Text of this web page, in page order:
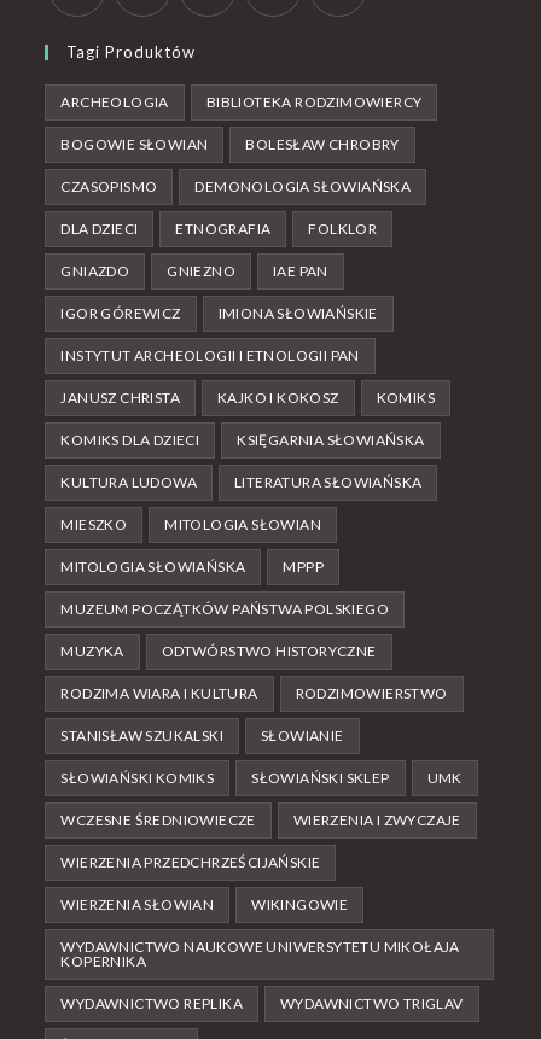
Tagi Produktów
ARCHEOLOGIA BIBLIOTEKA RODZIMOWIERCY
BOGOWIE SŁOWIAN BOLESŁAW CHROBRY
CZASOPISMO DEMONOLOGIA SŁOWIAŃSKA
DLA DZIECI ETNOGRAFIA FOLKLOR
GNIAZDO GNIEZNO IAE PAN
IGOR GÓREWICZ IMIONA SŁOWIAŃSKIE
INSTYTUT ARCHEOLOGII I ETNOLOGII PAN
JANUSZ CHRISTA KAJKO I KOKOSZ KOMIKS
KOMIKS DLA DZIECI KSIĘGARNIA SŁOWIAŃSKA
KULTURA LUDOWA LITERATURA SŁOWIAŃSKA
MIESZKO MITOLOGIA SŁOWIAN
MITOLOGIA SŁOWIAŃSKA MPPP
MUZEUM POCZĄTKÓW PAŃSTWA POLSKIEGO
MUZYKA ODTWÓRSTWO HISTORYCZNE
RODZIMA WIARA I KULTURA RODZIMOWIERSTWO
STANISŁAW SZUKALSKI SŁOWIANIE
SŁOWIAŃSKI KOMIKS SŁOWIAŃSKI SKLEP UMK
WCZESNE ŚREDNIOWIECZE WIERZENIA I ZWYCZAJE
WIERZENIA PRZEDCHRZEŚCIJAŃSKIE
WIERZENIA SŁOWIAN WIKINGOWIE
WYDAWNICTWO NAUKOWE UNIWERSYTETU MIKOŁAJA
KOPERNIKA
WYDAWNICTWO REPLIKA WYDAWNICTWO TRIGLAV